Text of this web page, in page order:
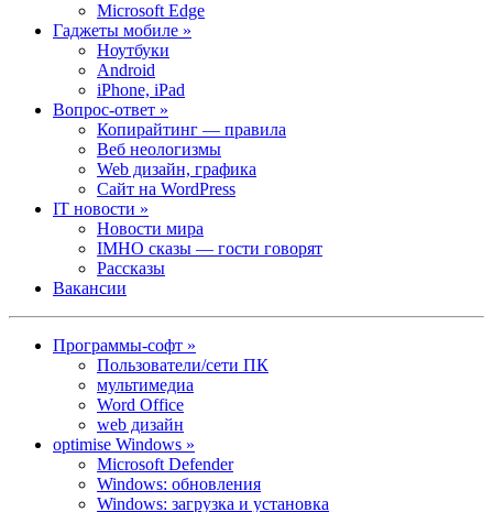
Microsoft Edge
Гаджеты мобиле »
Ноутбуки
Android
iPhone, iPad
Вопрос-ответ »
Копирайтинг — правила
Веб неологизмы
Web дизайн, графика
Сайт на WordPress
IT новости »
Новости мира
IMHO сказы — гости говорят
Рассказы
Вакансии
Программы-софт »
Пользователи/сети ПК
мультимедиа
Word Office
web дизайн
optimise Windows »
Microsoft Defender
Windows: обновления
Windows: загрузка и установка